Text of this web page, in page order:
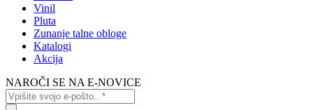
Vinil
Pluta
Zunanje talne obloge
Katalogi
Akcija
NAROČI SE NA E-NOVICE